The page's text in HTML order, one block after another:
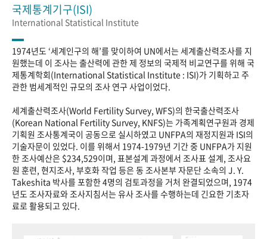
국제통계기구(ISI)
International Statistical Institute
1974년도 ‘세계인구의 해’를 맞이하여 UN에서는 세계출산력조사를 지
원했는데 이 조사는 출산력에 관한 제 정보의 국제적 비교연구를 위해 국
제통계학회(International Statistical Institute : ISI)가 기획하고 주
관한 범세계적인 규모의 조사 연구 사업이었다.
세계출산력조사(World Fertility Survey, WFS)의 한국출산력조사
(Korean National Fertility Survey, KNFS)는 가족계획연구원과 경제
기획원 조사통계국이 공동으로 실시하였고 UNFPA의 재정지원과 ISI의
기술자문이 있었다. 이를 위해서 1974-1979년 기간 중 UNFPA가 지원
한 조사예산은 $234,529이며, 표본설계 과정에서 조사표 설계, 조사요
원 훈련, 현지조사, 부호화 작업 등은 동 조사본부 자문단 소속의 J. Y.
Takeshita 박사를 포함한 4명의 검토과정을 거처 완결되었으며, 1974
년도 조사자료와 조사지침서는 유사 조사를 수행하는데 긴요한 기초자
료로 활용되고 있다.